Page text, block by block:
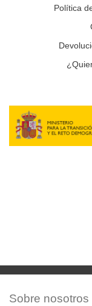
Política
Sobre nosotros